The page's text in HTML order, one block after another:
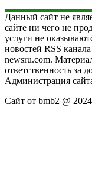
Данный сайт не
сайте ни чего не
услуги не
новостей RSS
newsru.com.
ответственность за
Администрация
Сайт от bmb2 @ 2024